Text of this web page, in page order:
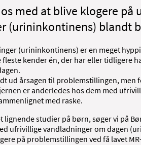
med at blive klogere på
(urininkontinens) blandt
(urininkontinens) er en meget
fleste kender én, der har eller tidligere
ud årsagen til problemstillingen, men
er anderledes hos dem med
med raske.
lignende studier på børn, søger vi på
ufrivillige vandladninger om dagen
på problemstillingen ved få lavet